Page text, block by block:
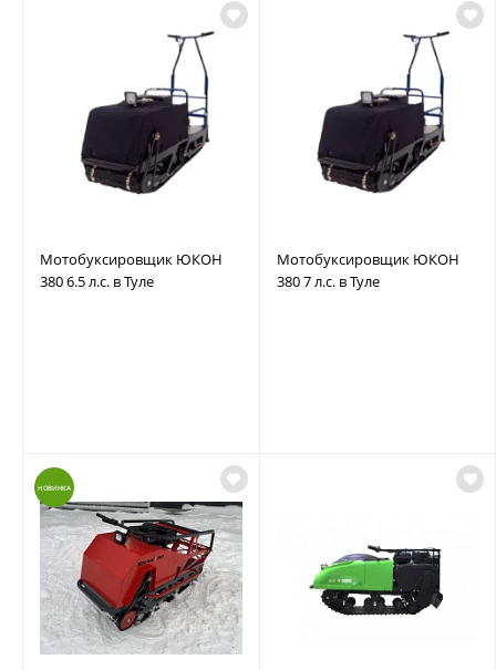
Мотобуксировщик ЮКОН
380 6.5 л.с. в Туле
Мотобуксировщик ЮКОН
380 7 л.с. в Туле
НОВИНКА